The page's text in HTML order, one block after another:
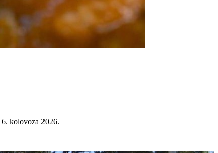
6. kolovoza 2026.